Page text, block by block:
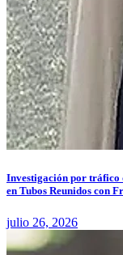
Investigación por tráfico
en Tubos Reunidos con
julio 26, 2026